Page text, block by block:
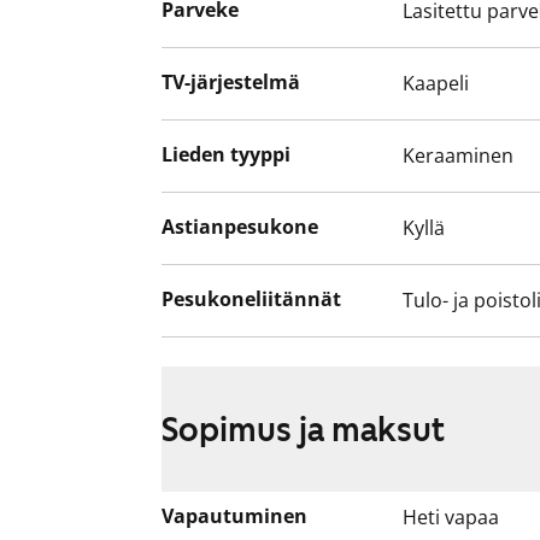
Parveke Lasitettu
TV-järjestelmä Kaapeli
Lieden tyyppi Keraaminen
Astianpesukone Kyllä
Pesukoneliitännät Tulo- ja
Sopimus ja maksut
Vapautuminen Heti vapaa